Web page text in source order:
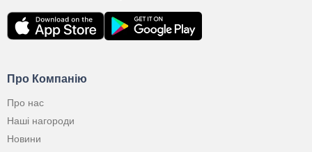
Про Компанію
Про нас
Наші нагороди
Новини